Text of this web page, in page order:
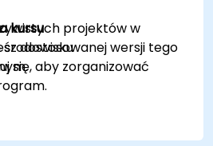
projektów w
kursu
dostosowanej wersji tego
się, aby zorganizować